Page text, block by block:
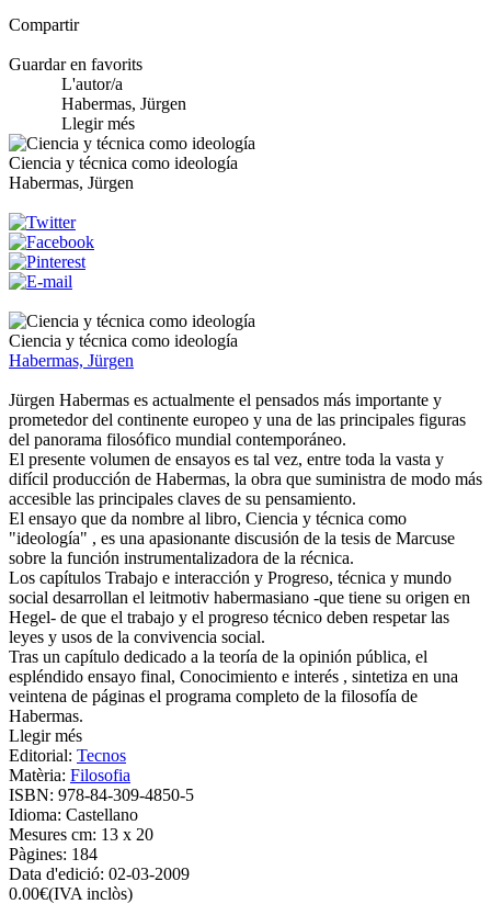
Compartir
Guardar en favorits
L'autor/a
Habermas, Jürgen
Llegir més
Ciencia y técnica como ideología
Habermas, Jürgen
Ciencia y técnica como ideología
Habermas, Jürgen
Jürgen Habermas es actualmente el pensados más importante y
prometedor del continente europeo y una de las principales figuras
del panorama filosófico mundial contemporáneo.
El presente volumen de ensayos es tal vez, entre toda la vasta y
difícil producción de Habermas, la obra que suministra de modo más
accesible las principales claves de su pensamiento.
El ensayo que da nombre al libro, Ciencia y técnica como
"ideología" , es una apasionante discusión de la tesis de Marcuse
sobre la función instrumentalizadora de la récnica.
Los capítulos Trabajo e interacción y Progreso, técnica y mundo
social desarrollan el leitmotiv habermasiano -que tiene su origen en
Hegel- de que el trabajo y el progreso técnico deben respetar las
leyes y usos de la convivencia social.
Tras un capítulo dedicado a la teoría de la opinión pública, el
espléndido ensayo final, Conocimiento e interés , sintetiza en una
veintena de páginas el programa completo de la filosofía de
Habermas.
Llegir més
Editorial: Tecnos
Matèria: Filosofia
ISBN: 978-84-309-4850-5
Idioma: Castellano
Mesures cm: 13 x 20
Pàgines: 184
Data d'edició: 02-03-2009
0.00€(IVA inclòs)